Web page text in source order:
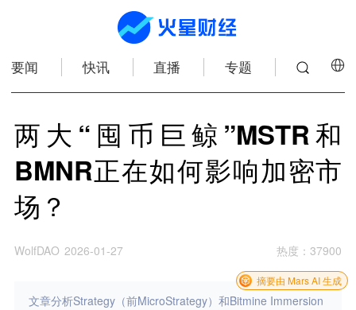
要闻 快讯 直播 专题
两大“囤币巨鲸”MSTR和
BMNR正在如何影响加密市
场？
WolfDAO 2026-01-27 热度 ：37900
文章分析Strategy（前MicroStrategy）和Bitmine Immersion
摘要由 Mars AI 生成